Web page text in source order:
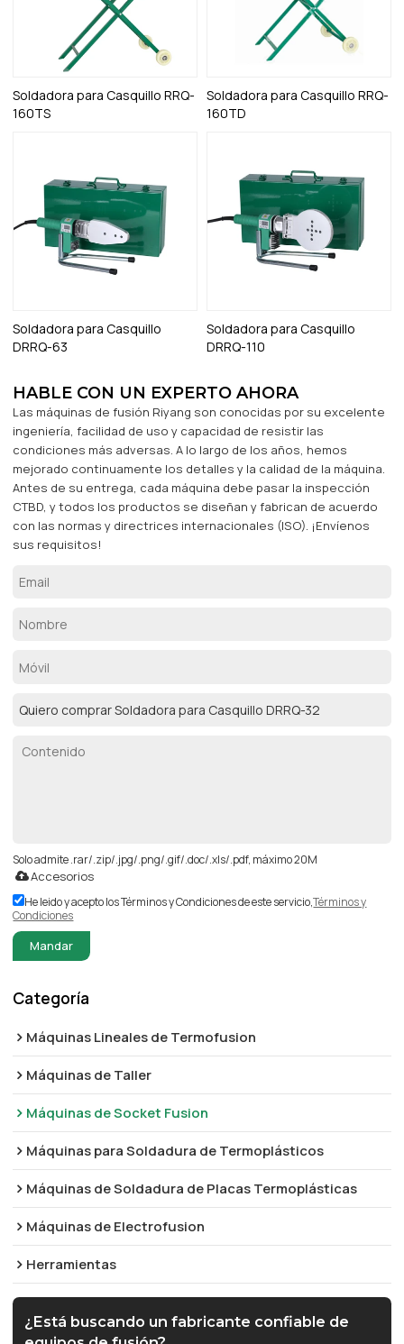
Soldadora para Casquillo RRQ-
160TS
Soldadora para Casquillo RRQ-
160TD
Soldadora para Casquillo
DRRQ-63
Soldadora para Casquillo
DRRQ-110
HABLE CON UN EXPERTO AHORA
Las máquinas de fusión Riyang son conocidas por su excelente
ingeniería, facilidad de uso y capacidad de resistir las
condiciones más adversas. A lo largo de los años, hemos
mejorado continuamente los detalles y la calidad de la máquina.
Antes de su entrega, cada máquina debe pasar la inspección
CTBD, y todos los productos se diseñan y fabrican de acuerdo
con las normas y directrices internacionales (ISO). ¡Envíenos
sus requisitos!
Solo admite .rar/.zip/.jpg/.png/.gif/.doc/.xls/.pdf, máximo 20M
Accesorios
He leido y acepto los Términos y Condiciones de este servicio,Términos y
Condiciones
Mandar
Categoría
Máquinas Lineales de Termofusion
Máquinas de Taller
Máquinas de Socket Fusion
Máquinas para Soldadura de Termoplásticos
Máquinas de Soldadura de Placas Termoplásticas
Máquinas de Electrofusion
Herramientas
¿Está buscando un fabricante confiable de